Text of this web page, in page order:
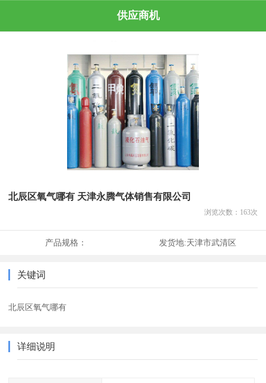
供应商机
北辰区氧气哪有 天津永腾气体销售有限公司
浏览次数： 163次
产品规格： 发货地:天津市武清区
关键词
北辰区氧气哪有
详细说明